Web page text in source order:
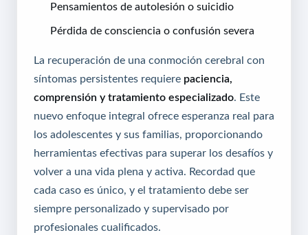
Pensamientos de autolesión o suicidio
Pérdida de consciencia o confusión severa
La recuperación de una conmoción cerebral con
síntomas persistentes requiere paciencia,
comprensión y tratamiento especializado. Este
nuevo enfoque integral ofrece esperanza real para
los adolescentes y sus familias, proporcionando
herramientas efectivas para superar los desafíos y
volver a una vida plena y activa. Recordad que
cada caso es único, y el tratamiento debe ser
siempre personalizado y supervisado por
profesionales cualificados.